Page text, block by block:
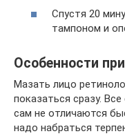
Спустя 20
тампоном и
Особенности
Мазать лицо
показаться сразу.
сам не отличаются
надо набраться